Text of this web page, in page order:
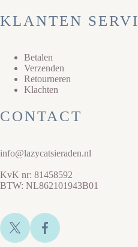
KLANTEN
Betalen
Verzenden
Retourneren
Klachten
CONTACT
info@lazycatsieraden.nl
KvK nr: 81458592
BTW: NL862101943B01